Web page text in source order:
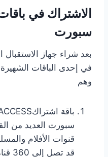
الاشتراك في
سبورت
بعد شراء جهاز
في إحدى الباقات
وهم
سبورت العديد من
قنوات الأفلام
قد تصل إلى 360 قناة.